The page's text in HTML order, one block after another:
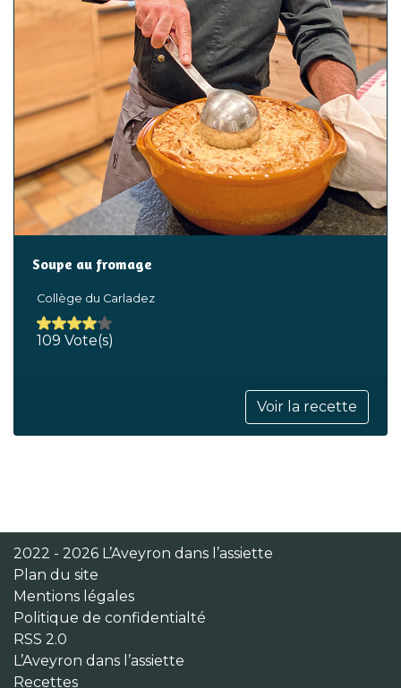
Soupe au fromage
Collège du Carladez
109 Vote(s)
Voir la recette
2022 - 2026 L’Aveyron dans l’assiette
Plan du site
Mentions légales
Politique de confidentialté
RSS 2.0
L’Aveyron dans l’assiette
Recettes